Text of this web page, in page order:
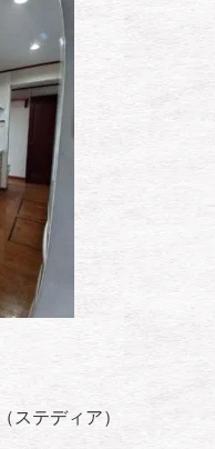
ステディア）